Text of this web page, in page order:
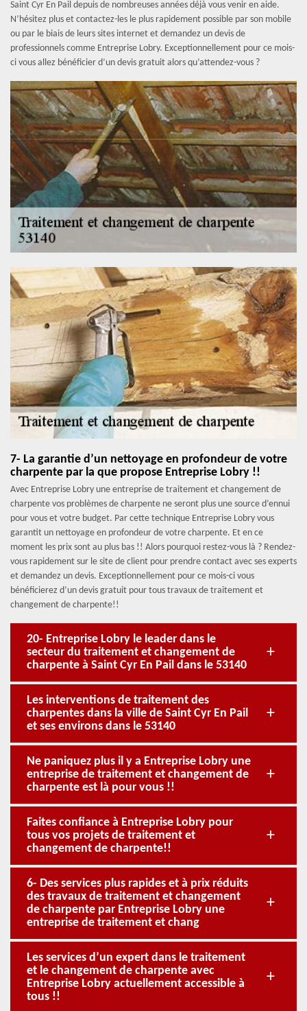
Saint Cyr En Pail depuis de nombreuses années déjà vous venir en aide.
N’hésitez plus et contactez-les le plus rapidement possible par son mobile
ou par le biais de leurs sites internet et demandez un devis de
professionnels comme Entreprise Lobry. Exceptionnellement pour ce mois-
ci vous allez bénéficier d’un devis gratuit alors qu’attendez-vous ?
7- La garantie d’un nettoyage en profondeur de votre
charpente par la que propose Entreprise Lobry !!
Avec Entreprise Lobry une entreprise de traitement et changement de
charpente vos problèmes de charpente ne seront plus une source d’ennui
pour vous et votre budget. Par cette technique Entreprise Lobry vous
garantit un nettoyage en profondeur de votre charpente. Et en ce
moment les prix sont au plus bas !! Alors pourquoi restez-vous là ? Rendez-
vous rapidement sur le site de client pour prendre contact avec ses experts
et demandez un devis. Exceptionnellement pour ce mois-ci vous
bénéficierez d’un devis gratuit pour tous travaux de traitement et
changement de charpente!!
20- Entreprise Lobry le leader dans le
secteur du traitement et changement de
charpente à Saint Cyr En Pail dans le 53140
Les interventions de traitement des
charpentes dans la ville de Saint Cyr En Pail
et ses environs dans le 53140
Ne paniquez plus il y a Entreprise Lobry une
entreprise de traitement et changement de
charpente est là pour vous !!
Faites confiance à Entreprise Lobry pour
tous vos projets de traitement et
changement de charpente!!
6- Des services plus rapides et à prix réduits
des travaux de traitement et changement
de charpente par Entreprise Lobry une
entreprise de traitement et chang
Les services d’un expert dans le traitement
et le changement de charpente avec
Entreprise Lobry actuellement accessible à
tous !!